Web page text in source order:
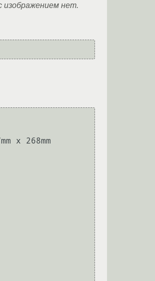
изображением нет.
x 268mm